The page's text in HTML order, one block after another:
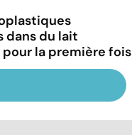
dans du lait
la première fois